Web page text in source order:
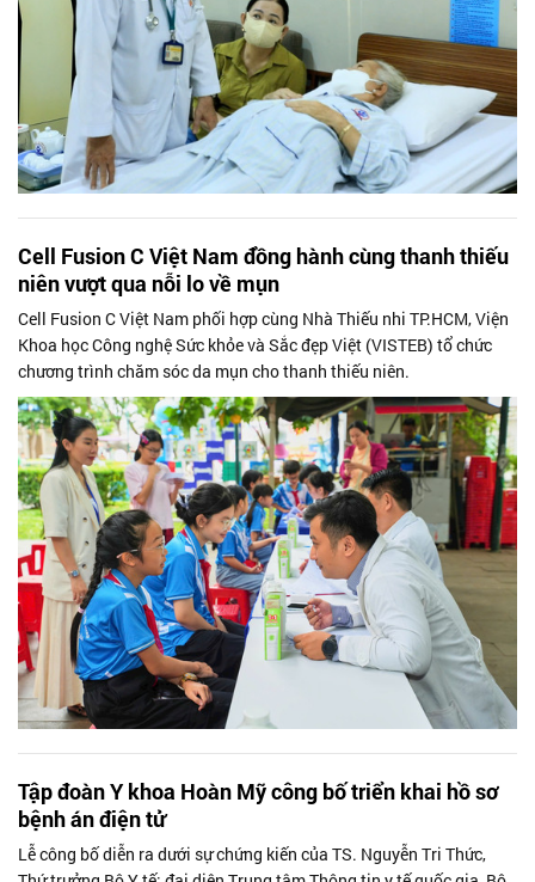
Cell Fusion C Việt Nam đồng hành cùng thanh thiếu
niên vượt qua nỗi lo về mụn
Cell Fusion C Việt Nam phối hợp cùng Nhà Thiếu nhi TP.HCM, Viện
Khoa học Công nghệ Sức khỏe và Sắc đẹp Việt (VISTEB) tổ chức
chương trình chăm sóc da mụn cho thanh thiếu niên.
Tập đoàn Y khoa Hoàn Mỹ công bố triển khai hồ sơ
bệnh án điện tử
Lễ công bố diễn ra dưới sự chứng kiến của TS. Nguyễn Tri Thức,